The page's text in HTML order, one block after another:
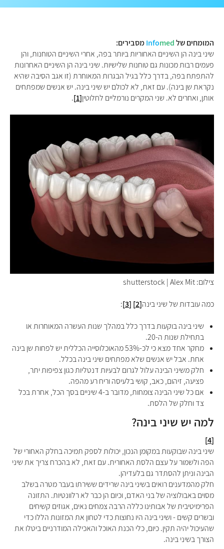
המומחים של Infomed
מסבירים:
שיני בינה הן השיניים האחוריות ביותר בפה, אחרי השיניים הטוחנות, והן
פעמים רבות מכונות גם טוחנות שלישיות. שיני בינה הן השיניים האחרונות
להתפתח בפה, בדרך כלל בגיל הבגרות המאוחרת (זו אגב הסיבה שהיא
נקראת שן בינה). עם זאת, לא לכולם יש שיני בינה. יש אנשים שמפתחים
אותן, ואחרים לא. שני המקרים נורמליים לחלוטין[1]
.
צילום: shutterstock | Alex Mit
כמה עובדות של שיני בינה[2]
[3]
:
שיני בינה בוקעות בדרך כלל במהלך שנות העשרה המאוחרות או
בתחילת שנות ה-20.
מחקר אחד מצא כי לכ-53% מהאוכלוסייה הכללית יש לפחות שן בינה
אחת. אבל יש אנשים שלא מפתחים שיני בינה בכלל.
חלק משיני הבינה עלול לגרום לבעיות דנטליות כגון צפיפות יתר,
פציעה, זיהום, כאב, קושי בלעיסה וריח רע מהפה.
אם כל שיני הבינה צומחות, מדובר ב-4 שיניים בסך הכל, אחרת בכל
צד וחלק של הלסת.
למה יש שיני בינה?
[4]
שיני בינה שבוקעות במקומן הנכון, יכולות לספק תמיכה בחלק האחורי של
הפה ולשמור על עצם הלסת האחורית. עם זאת, לא בהכרח צריך את שיני
הבינה וניתן להסתדר גם בלעדיהן.
חלק מהמדענים רואים בשיני בינה שרידים ששירתו בעבר מטרה בשלב
מסוים באבולוציה של בני האדם, וכיום הן כבר לא רלוונטיות. התזונה
הפרימיטיבית של אבותינו כללה הרבה צמחים נאים, אגוזים קשיחים
ובשרים קשים - ושיני בינה היו נחוצות כדי לטחון את המזונות הללו כדי
שהעיכול יהיה תקין. כיום, כלי הכנת האוכל והאכילה המודרניים ביטלו את
הצורך בשיני בינה.